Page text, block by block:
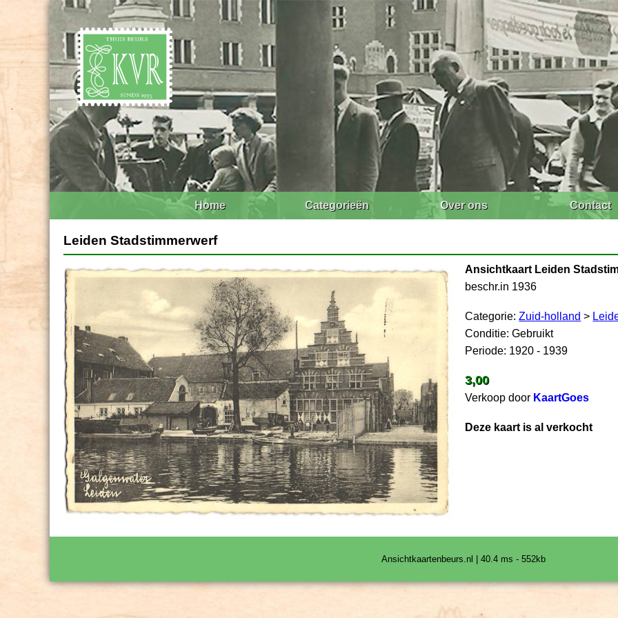
Home Categorieën Over ons Contact
Leiden Stadstimmerwerf
Ansichtkaart Leiden
beschr.in 1936
Categorie:Zuid-holland >
Conditie: Gebruikt
Periode: 1920 - 1939
3,00
Verkoop door KaartGoes
Deze kaart is al verkocht
Ansichtkaartenbeurs.nl | 40.4 ms - 552kb